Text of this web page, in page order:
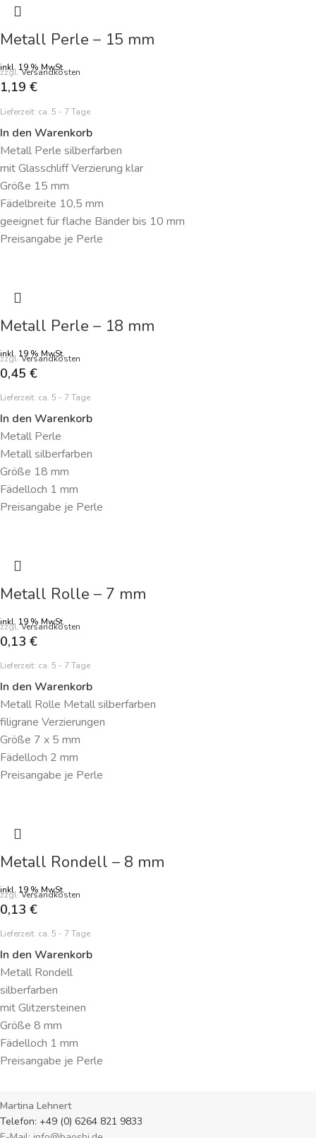
Metall Perle – 15 mm
inkl. 19 % MwSt.
zzgl.Versandkosten
1,19 €
Lieferzeit: ca. 5 - 7 Tage
In den Warenkorb
Metall Perle silberfarben
mit Glasschliff Verzierung klar
Größe 15 mm
Fädelbreite 10,5 mm
geeignet für flache Bänder bis 10 mm
Preisangabe je Perle
Metall Perle – 18 mm
inkl. 19 % MwSt.
zzgl.Versandkosten
0,45 €
Lieferzeit: ca. 5 - 7 Tage
In den Warenkorb
Metall Perle
Metall silberfarben
Größe 18 mm
Fädelloch 1 mm
Preisangabe je Perle
Metall Rolle – 7 mm
inkl. 19 % MwSt.
zzgl.Versandkosten
0,13 €
Lieferzeit: ca. 5 - 7 Tage
In den Warenkorb
Metall Rolle Metall silberfarben
filigrane Verzierungen
Größe 7 x 5 mm
Fädelloch 2 mm
Preisangabe je Perle
Metall Rondell – 8 mm
inkl. 19 % MwSt.
zzgl.Versandkosten
0,13 €
Lieferzeit: ca. 5 - 7 Tage
In den Warenkorb
Metall Rondell
silberfarben
mit Glitzersteinen
Größe 8 mm
Fädelloch 1 mm
Preisangabe je Perle
Martina Lehnert
Telefon: +49 (0) 6264 821 9833